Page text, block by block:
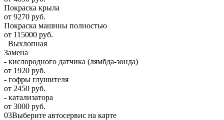
Покраска крыла
от 9270 руб.
Покраска машины полностью
от 115000 руб.
Выхлопная
Замена
- кислородного датчика (лямбда-зонда)
от 1920 руб.
- гофры глушителя
от 2450 руб.
- катализатора
от 3000 руб.
03Выберите автосервис на карте